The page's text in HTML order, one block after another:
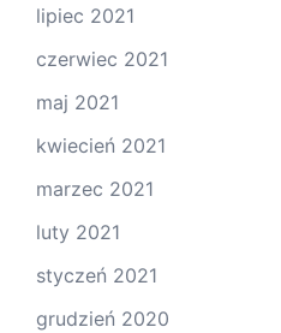
lipiec 2021
czerwiec 2021
maj 2021
kwiecień 2021
marzec 2021
luty 2021
styczeń 2021
grudzień 2020